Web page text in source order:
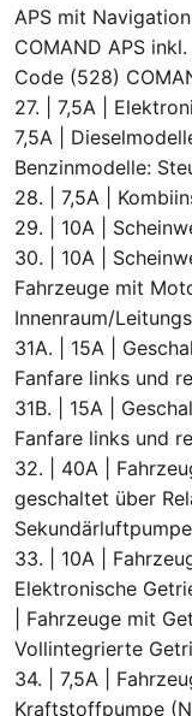
APS mit
COMAND APS
Code (528)
27. | 7,5A |
7,5A |
Benzinmodelle:
28. | 7,5A |
29. | 10A |
30. | 10A |
Fahrzeuge mit
Innenraum/
31A. | 15A |
Fanfare links und
31B. | 15A |
Fanfare links und
32. | 40A |
geschaltet über
33. | 10A |
Elektronische
| Fahrzeuge mit
Vollintegrierte
34. | 7,5A |
Kraftstoffpumpe